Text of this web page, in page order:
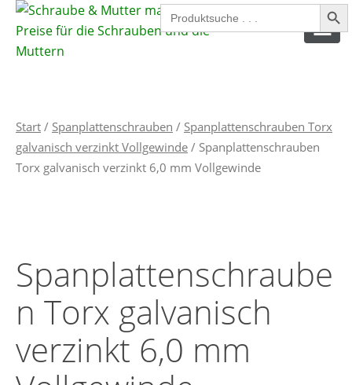
Search
for:
Search Button
SPANPLATTENSCHRAUBEN
INNENSECHSKANTSCHRAUBEN
SICHERUNGSMUTTERN
UNTERLEGSCHEIBEN
FEDERRINGE
GEWINDESTANGEN
Start / Spanplattenschrauben / Spanplattenschrauben Torx
galvanisch verzinkt Vollgewinde / Spanplattenschrauben
Torx galvanisch verzinkt 6,0 mm Vollgewinde
Spanplattenschraube
n Torx galvanisch
verzinkt 6,0 mm